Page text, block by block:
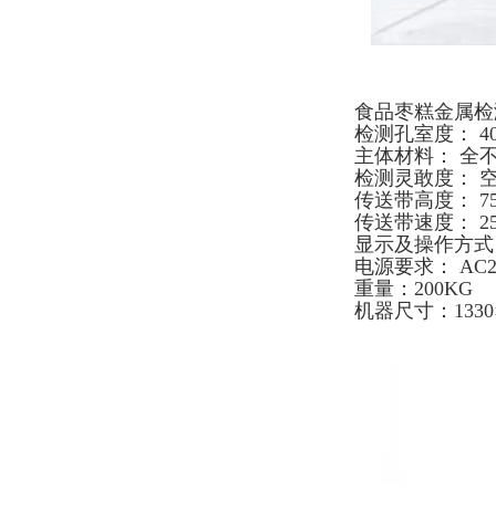
食品枣糕金属
检测孔室度：
主体材料： 全
检测灵敢度：
传送带高度：
传送带速度：
显示及操作方
电源要求：
重量：200KG
机器尺寸：